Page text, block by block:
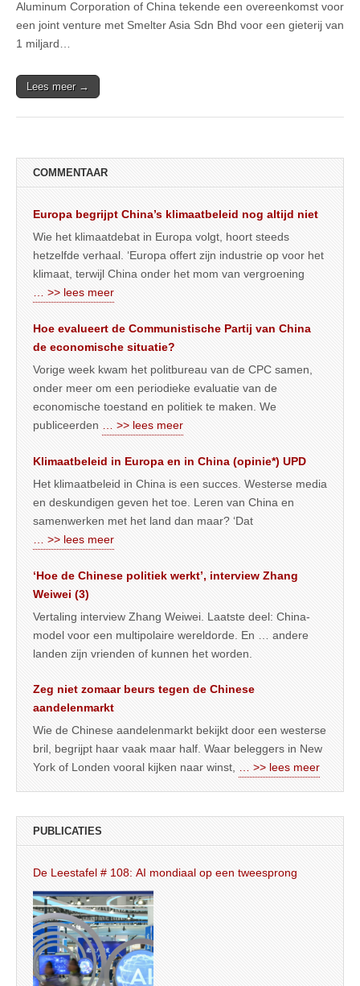
Aluminum Corporation of China tekende een overeenkomst voor
een joint venture met Smelter Asia Sdn Bhd voor een gieterij van
1 miljard…
Lees meer →
COMMENTAAR
Europa begrijpt China’s klimaatbeleid nog altijd niet
Wie het klimaatdebat in Europa volgt, hoort steeds
hetzelfde verhaal. ‘Europa offert zijn industrie op voor het
klimaat, terwijl China onder het mom van vergroening
… >> lees meer
Hoe evalueert de Communistische Partij van China
de economische situatie?
Vorige week kwam het politbureau van de CPC samen,
onder meer om een periodieke evaluatie van de
economische toestand en politiek te maken. We
publiceerden
… >> lees meer
Klimaatbeleid in Europa en in China (opinie*) UPD
Het klimaatbeleid in China is een succes. Westerse media
en deskundigen geven het toe. Leren van China en
samenwerken met het land dan maar? ‘Dat
… >> lees meer
‘Hoe de Chinese politiek werkt’, interview Zhang
Weiwei (3)
Vertaling interview Zhang Weiwei. Laatste deel: China-
model voor een multipolaire wereldorde. En … andere
landen zijn vrienden of kunnen het worden.
Zeg niet zomaar beurs tegen de Chinese
aandelenmarkt
Wie de Chinese aandelenmarkt bekijkt door een westerse
bril, begrijpt haar vaak maar half. Waar beleggers in New
York of Londen vooral kijken naar winst,
… >> lees meer
PUBLICATIES
De Leestafel # 108: AI mondiaal op een tweesprong